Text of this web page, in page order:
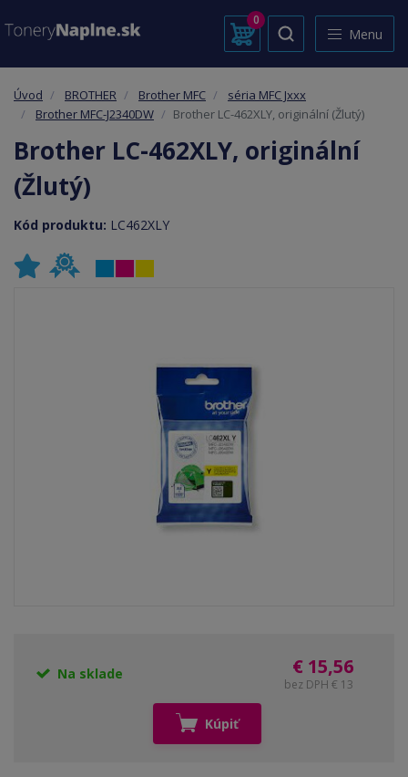
0
Menu
Úvod BROTHER Brother MFC
séria MFC Jxxx
Brother MFC-J2340DW
Brother LC-462XLY, originální (Žlutý)
Brother LC-462XLY, originální
(Žlutý)
Kód produktu: LC462XLY
Na sklade € 15,56
bez DPH € 13
Kúpiť